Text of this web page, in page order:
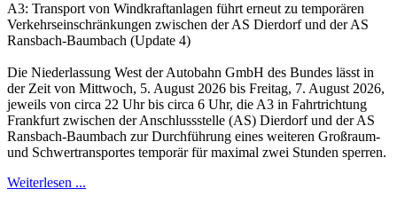
A3: Transport von Windkraftanlagen führt erneut zu temporären
Verkehrseinschränkungen zwischen der AS Dierdorf und der AS
Ransbach-Baumbach (Update 4)
Die Niederlassung West der Autobahn GmbH des Bundes lässt in
der Zeit von Mittwoch, 5. August 2026 bis Freitag, 7. August 2026,
jeweils von circa 22 Uhr bis circa 6 Uhr, die A3 in Fahrtrichtung
Frankfurt zwischen der Anschlussstelle (AS) Dierdorf und der AS
Ransbach-Baumbach zur Durchführung eines weiteren Großraum-
und Schwertransportes temporär für maximal zwei Stunden sperren.
Weiterlesen ...